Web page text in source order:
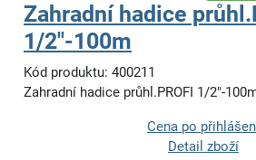
Zahradní hadice
1/2"-100m
Kód produktu: 400211
Zahradní hadice průhl.PROFI 1/2"-
Cena po
Detail zboží